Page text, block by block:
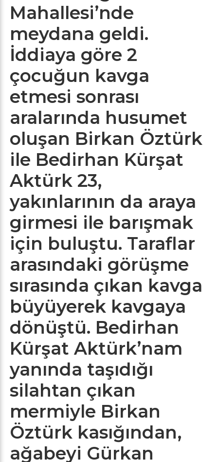
Mahallesi’nde
meydana geldi.
İddiaya göre 2
çocuğun kavga
etmesi sonrası
aralarında husumet
oluşan Birkan Öztürk
ile Bedirhan Kürşat
Aktürk 23,
yakınlarının da araya
girmesi ile barışmak
için buluştu. Taraflar
arasındaki görüşme
sırasında çıkan kavga
büyüyerek kavgaya
dönüştü. Bedirhan
Kürşat Aktürk’nam
yanında taşıdığı
silahtan çıkan
mermiyle Birkan
Öztürk kasığından,
ağabeyi Gürkan